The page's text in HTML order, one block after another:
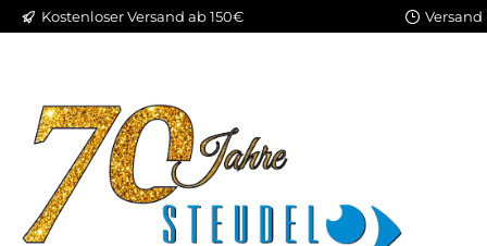
Hauptinhalt springen
Zur Suche springen
Zur Hauptnavigation springen
Kostenloser Versand ab 150€ Versand